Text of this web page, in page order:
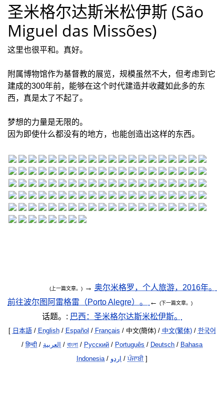
圣米格尔达斯米松伊斯 (São
Miguel das Missões)
这里也很平和。真好。
附属博物馆作为基督教的展览，规模虽然不大，但考虑到它
建成的300年前，能够在这个时代建造并收藏如此多的东
西，真是太了不起了。
梦想的力量是无限的。
因为即使什么都没有的地方，也能创造出这样的东西。
(上一篇文章。) → 奥尔米格罗，个人旅游，2016年。
前往波尔图阿雷格雷（Porto Alegre）。
← (下一篇文章。)
话题。: 巴西：圣米格尔达斯米松伊斯。
[ 日本語/ English/ Español / Français / 中文(簡体) / 中文(繁体)/ 한국어
/हिन्दी / العربية / বাংলা / Русский / Português / Deutsch / Bahasa
Indonesia/ اردو / ਪੰਜਾਬੀ]